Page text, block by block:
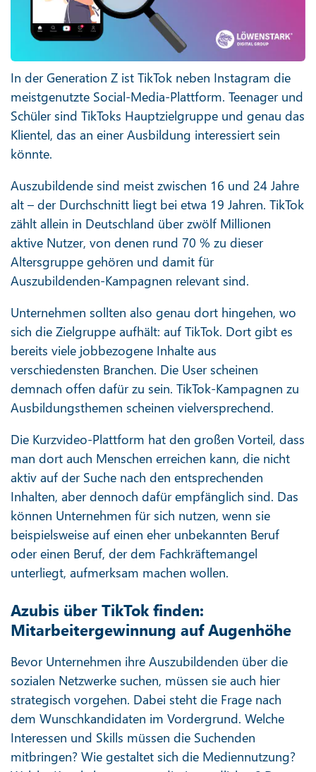
In der Generation Z ist TikTok neben Instagram die
meistgenutzte Social-Media-Plattform. Teenager und
Schüler sind TikToks Hauptzielgruppe und genau das
Klientel, das an einer Ausbildung interessiert sein
könnte.
Auszubildende sind meist zwischen 16 und 24 Jahre
alt – der Durchschnitt liegt bei etwa 19 Jahren. TikTok
zählt allein in Deutschland über zwölf Millionen
aktive Nutzer, von denen rund 70 % zu dieser
Altersgruppe gehören und damit für
Auszubildenden-Kampagnen relevant sind.
Unternehmen sollten also genau dort hingehen, wo
sich die Zielgruppe aufhält: auf TikTok. Dort gibt es
bereits viele jobbezogene Inhalte aus
verschiedensten Branchen. Die User scheinen
demnach offen dafür zu sein. TikTok-Kampagnen zu
Ausbildungsthemen scheinen vielversprechend.
Die Kurzvideo-Plattform hat den großen Vorteil, dass
man dort auch Menschen erreichen kann, die nicht
aktiv auf der Suche nach den entsprechenden
Inhalten, aber dennoch dafür empfänglich sind. Das
können Unternehmen für sich nutzen, wenn sie
beispielsweise auf einen eher unbekannten Beruf
oder einen Beruf, der dem Fachkräftemangel
unterliegt, aufmerksam machen wollen.
Azubis über TikTok finden:
Mitarbeitergewinnung auf Augenhöhe
Bevor Unternehmen ihre Auszubildenden über die
sozialen Netzwerke suchen, müssen sie auch hier
strategisch vorgehen. Dabei steht die Frage nach
dem Wunschkandidaten im Vordergrund. Welche
Interessen und Skills müssen die Suchenden
mitbringen? Wie gestaltet sich die Mediennutzung?